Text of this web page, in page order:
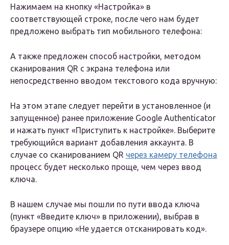
Нажимаем на кнопку «Настройка» в
соответствующей строке, после чего нам будет
предложено выбрать тип мобильного телефона:
А также предложен способ настройки, методом
сканирования QR с экрана телефона или
непосредственно вводом текстового кода вручную:
На этом этапе следует перейти в установленное (и
запущенное) ранее приложение Google Authenticator
и нажать пункт «Приступить к настройке». Выберите
требующийся вариант добавления аккаунта. В
случае со сканированием QR через камеру телефона
процесс будет несколько проще, чем через ввод
ключа.
В нашем случае мы пошли по пути ввода ключа
(пункт «Введите ключ» в приложении), выбрав в
браузере опцию «Не удается отсканировать код».